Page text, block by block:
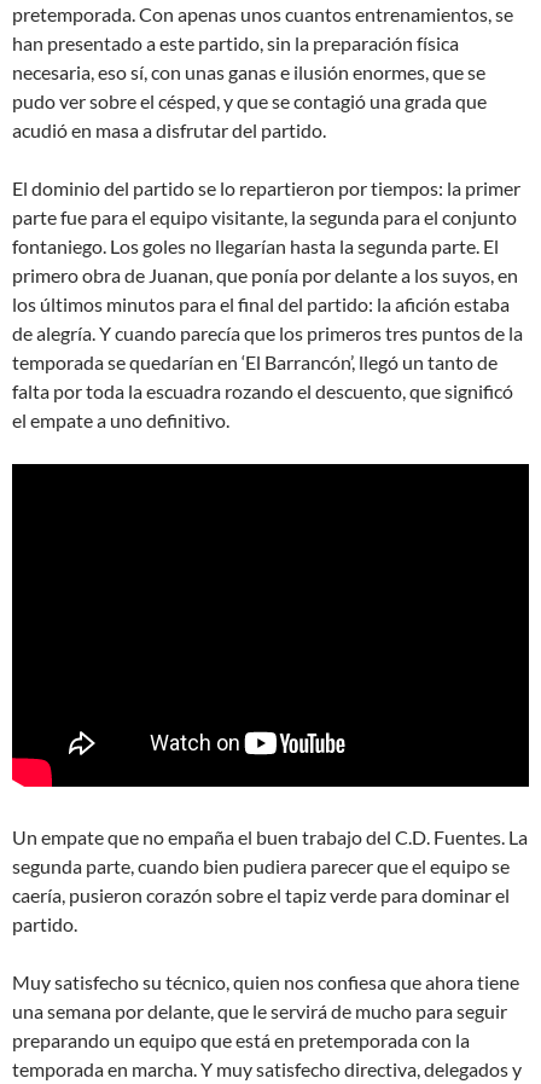
pretemporada. Con apenas unos cuantos entrenamientos, se
han presentado a este partido, sin la preparación física
necesaria, eso sí, con unas ganas e ilusión enormes, que se
pudo ver sobre el césped, y que se contagió una grada que
acudió en masa a disfrutar del partido.
El dominio del partido se lo repartieron por tiempos: la primer
parte fue para el equipo visitante, la segunda para el conjunto
fontaniego. Los goles no llegarían hasta la segunda parte. El
primero obra de Juanan, que ponía por delante a los suyos, en
los últimos minutos para el final del partido: la afición estaba
de alegría. Y cuando parecía que los primeros tres puntos de la
temporada se quedarían en ‘El Barrancón’, llegó un tanto de
falta por toda la escuadra rozando el descuento, que significó
el empate a uno definitivo.
Un empate que no empaña el buen trabajo del C.D. Fuentes. La
segunda parte, cuando bien pudiera parecer que el equipo se
caería, pusieron corazón sobre el tapiz verde para dominar el
partido.
Muy satisfecho su técnico, quien nos confiesa que ahora tiene
una semana por delante, que le servirá de mucho para seguir
preparando un equipo que está en pretemporada con la
temporada en marcha. Y muy satisfecho directiva, delegados y